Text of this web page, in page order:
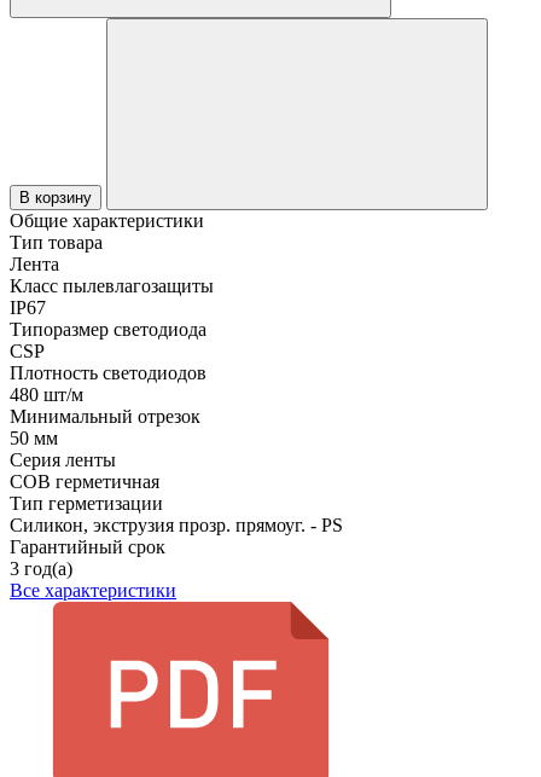
В корзину
Общие характеристики
Тип товара
Лента
Класс пылевлагозащиты
IP67
Типоразмер светодиода
CSP
Плотность светодиодов
480 шт/м
Минимальный отрезок
50 мм
Серия ленты
COB герметичная
Тип герметизации
Силикон, экструзия прозр. прямоуг. - PS
Гарантийный срок
3 год(а)
Все характеристики